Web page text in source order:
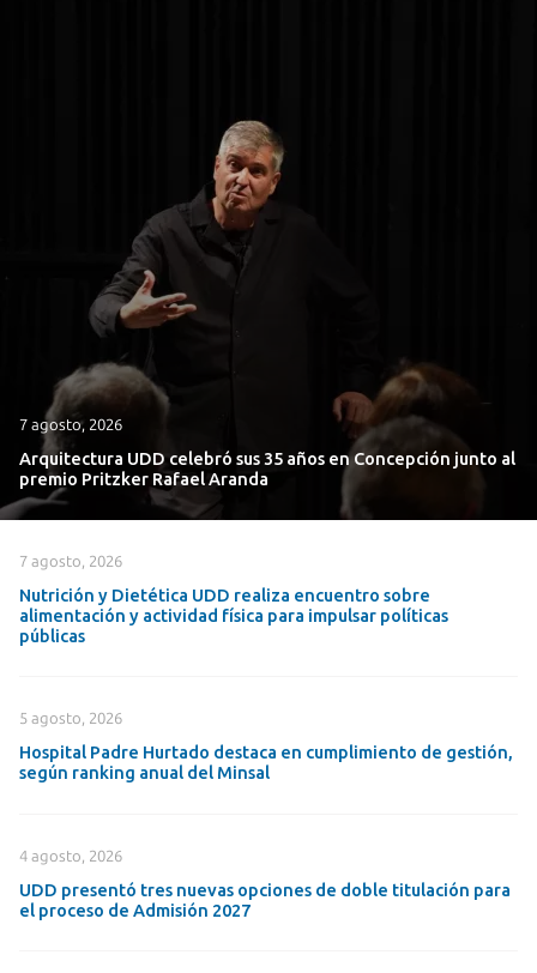
7 agosto, 2026
Arquitectura UDD celebró sus 35 años en Concepción junto al
premio Pritzker Rafael Aranda
7 agosto, 2026
Nutrición y Dietética UDD realiza encuentro sobre
alimentación y actividad física para impulsar políticas
públicas
5 agosto, 2026
Hospital Padre Hurtado destaca en cumplimiento de gestión,
según ranking anual del Minsal
4 agosto, 2026
UDD presentó tres nuevas opciones de doble titulación para
el proceso de Admisión 2027